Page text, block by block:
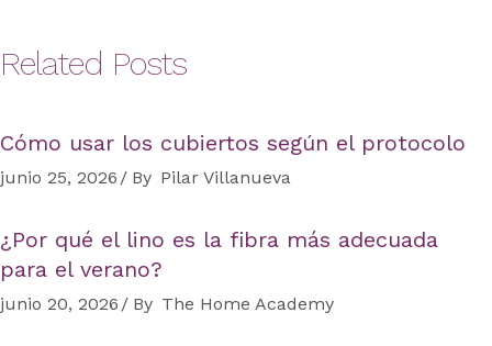
Related Posts
Cómo usar los cubiertos según el protocolo
junio 25, 2026 By Pilar Villanueva
¿Por qué el lino es la fibra más adecuada
para el verano?
junio 20, 2026 By The Home Academy